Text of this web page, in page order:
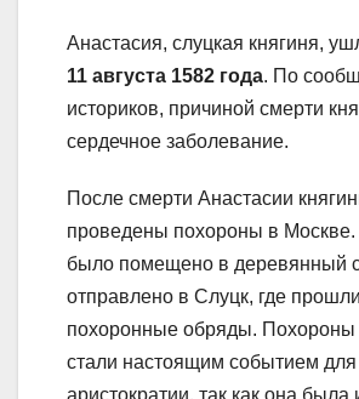
Анастасия, слуцкая княгиня,
11 августа 1582 года. По
историков, причиной смерти
сердечное заболевание.
После смерти Анастасии
проведены похороны в Москве.
было помещено в деревянный
отправлено в Слуцк, где
похоронные обряды. Похороны
стали настоящим событием для
аристократии, так как она была